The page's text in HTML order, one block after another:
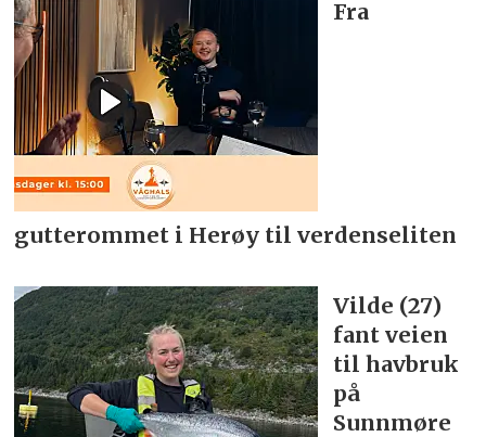
Fra
gutterommet i Herøy til verdenseliten
Vilde (27)
fant veien
til havbruk
på
Sunnmøre